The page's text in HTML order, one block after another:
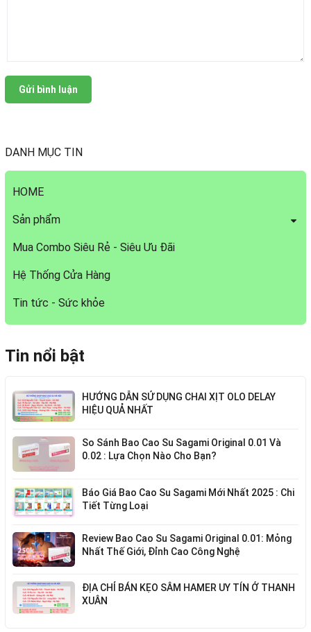
DANH MỤC TIN
HOME
Sản phẩm
Mua Combo Siêu Rẻ - Siêu Ưu Đãi
Hệ Thống Cửa Hàng
Tin tức - Sức khỏe
Tin nổi bật
HƯỚNG DẪN SỬ DỤNG CHAI XỊT OLO DELAY
HIỆU QUẢ NHẤT
So Sánh Bao Cao Su Sagami Original 0.01 Và
0.02 : Lựa Chọn Nào Cho Bạn?
Báo Giá Bao Cao Su Sagami Mới Nhất 2025 : Chi
Tiết Từng Loại
Review Bao Cao Su Sagami Original 0.01: Mỏng
Nhất Thế Giới, Đỉnh Cao Công Nghệ
ĐỊA CHỈ BÁN KẸO SÂM HAMER UY TÍN Ở THANH
XUÂN
Gửi bình luận